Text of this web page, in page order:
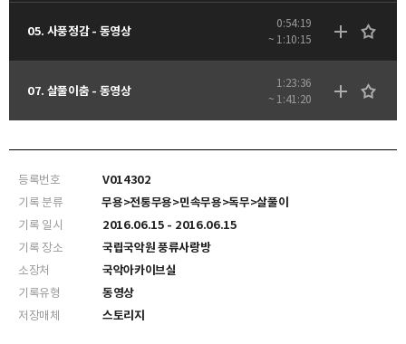
05. 사풍정감 - 동영상
0:54:19
~ 1:10:15
07. 살풀이춤 - 동영상
1:23:36
~ 1:41:20
등록번호
V014302
기록 분류
무용>전통무용>민속무용>독무>살풀이
기록 일시
2016.06.15 - 2016.06.15
기록 장소
국립국악원 풍류사랑방
소장처
국악아카이브실
기록유형
동영상
저장매체
스토리지